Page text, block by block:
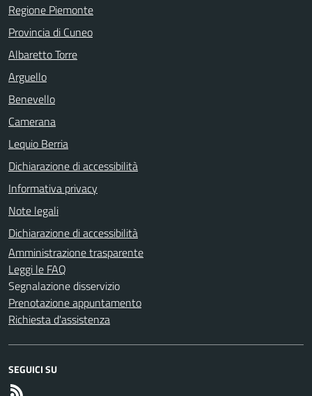
Regione Piemonte
Provincia di Cuneo
Albaretto Torre
Arguello
Benevello
Camerana
Lequio Berria
Dichiarazione di accessibilità
Informativa privacy
Note legali
Dichiarazione di accessibilità
Amministrazione trasparente
Leggi le FAQ
Segnalazione disservizio
Prenotazione appuntamento
Richiesta d'assistenza
SEGUICI SU